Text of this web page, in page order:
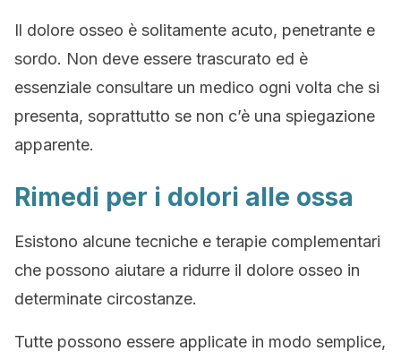
Il dolore osseo è solitamente acuto, penetrante e
sordo. Non deve essere trascurato ed è
essenziale consultare un medico ogni volta che si
presenta, soprattutto se non c’è una spiegazione
apparente.
Rimedi per i dolori alle ossa
Esistono alcune tecniche e terapie complementari
che possono aiutare a ridurre il dolore osseo in
determinate circostanze.
Tutte possono essere applicate in modo semplice,